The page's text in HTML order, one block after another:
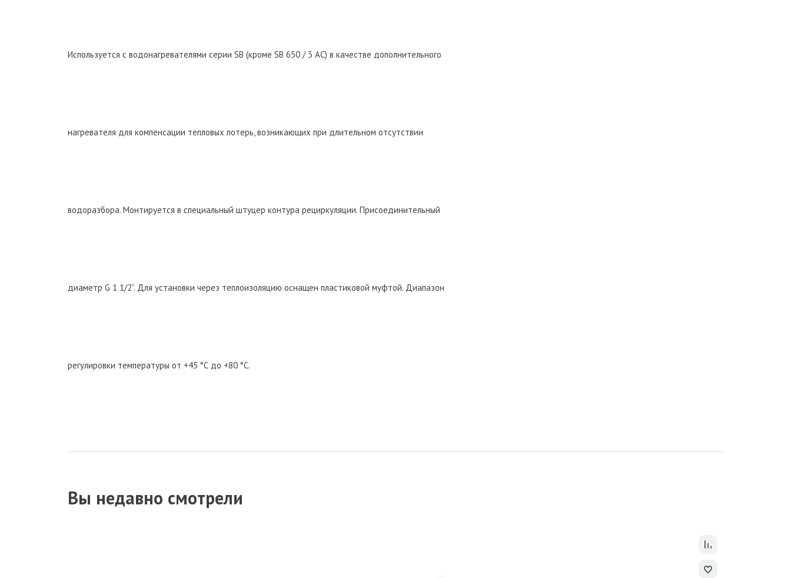
Используется с водонагревателями серии SB (кроме SB 650 / 3 AC) в качестве дополнительного
нагревателя для компенсации тепловых потерь, возникающих при длительном отсутствии
водоразбора. Монтируется в специальный штуцер контура рециркуляции. Присоединительный
диаметр G 1 1/2”. Для установки через теплоизоляцию оснащен пластиковой муфтой. Диапазон
регулировки температуры от +45 °С до +80 °С.
Вы недавно смотрели